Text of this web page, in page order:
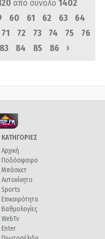
από σύνολο 1402
60 61 62 63
64
71 72 73 74 75
76
83 84 85 86 ›
ΚΑΤΗΓΟΡΙΕΣ
Αρχική
Ποδόσφαιρο
Μπάσκετ
Αυτοκίνητο
Sports
Επικαιρότητα
Βαθμολογίες
WebTv
Enter